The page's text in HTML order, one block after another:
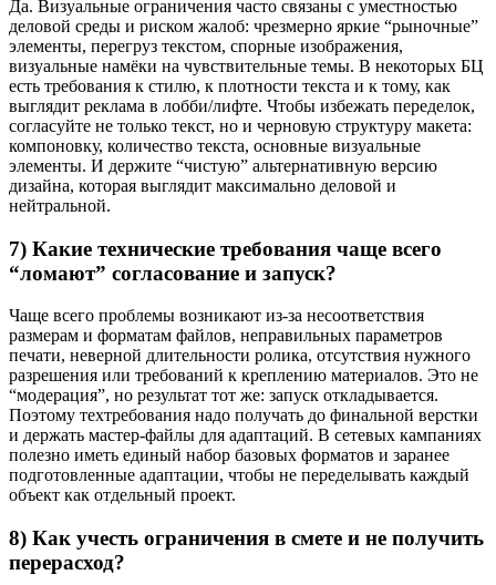
Да. Визуальные ограничения часто связаны с уместностью
деловой среды и риском жалоб: чрезмерно яркие “рыночные”
элементы, перегруз текстом, спорные изображения,
визуальные намёки на чувствительные темы. В некоторых БЦ
есть требования к стилю, к плотности текста и к тому, как
выглядит реклама в лобби/лифте. Чтобы избежать переделок,
согласуйте не только текст, но и черновую структуру макета:
компоновку, количество текста, основные визуальные
элементы. И держите “чистую” альтернативную версию
дизайна, которая выглядит максимально деловой и
нейтральной.
7) Какие технические требования чаще всего
“ломают” согласование и запуск?
Чаще всего проблемы возникают из-за несоответствия
размерам и форматам файлов, неправильных параметров
печати, неверной длительности ролика, отсутствия нужного
разрешения или требований к креплению материалов. Это не
“модерация”, но результат тот же: запуск откладывается.
Поэтому техтребования надо получать до финальной верстки
и держать мастер-файлы для адаптаций. В сетевых кампаниях
полезно иметь единый набор базовых форматов и заранее
подготовленные адаптации, чтобы не переделывать каждый
объект как отдельный проект.
8) Как учесть ограничения в смете и не получить
перерасход?